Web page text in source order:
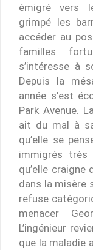
émigré vers
grimpé les
accéder au
familles
s’intéresse à
Depuis la
année s’est
Park Avenue.
ait du mal à
qu’elle se
immigrés très
qu’elle
dans la misère
refuse
menacer
L’ingénieur
que la maladie